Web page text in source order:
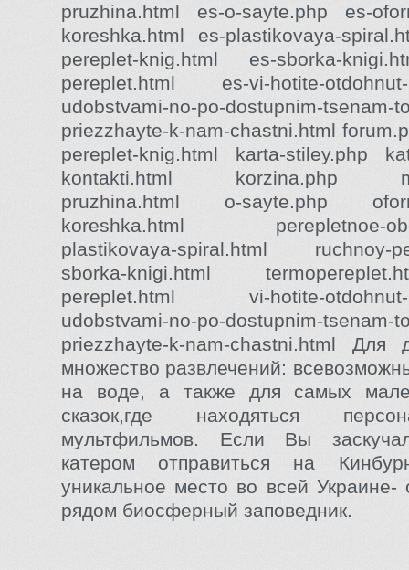
pruzhina.html es-o-sayte.php es-
koreshka.html es-plastikovaya-
pereplet-knig.html es-sborka-
pereplet.html es-vi-hotite-otdohnut-
udobstvami-no-po-dostupnim-tsenam-
priezzhayte-k-nam-chastni.html
pereplet-knig.html karta-stiley.php
kontakti.html korzina.php
pruzhina.html o-sayte.php
koreshka.html perepletnoe-
plastikovaya-spiral.html ruchnoy-
sborka-knigi.html
pereplet.html vi-hotite-otdohnut-
udobstvami-no-po-dostupnim-tsenam-
priezzhayte-k-nam-chastni.html Для
множество развлечений:
на воде, а также для самых
сказок,где находяться
мультфильмов. Если Вы
катером отправиться на
уникальное место во всей Украине-
рядом биосферный заповедник.